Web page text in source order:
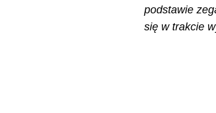
podstawie
się w trakcie